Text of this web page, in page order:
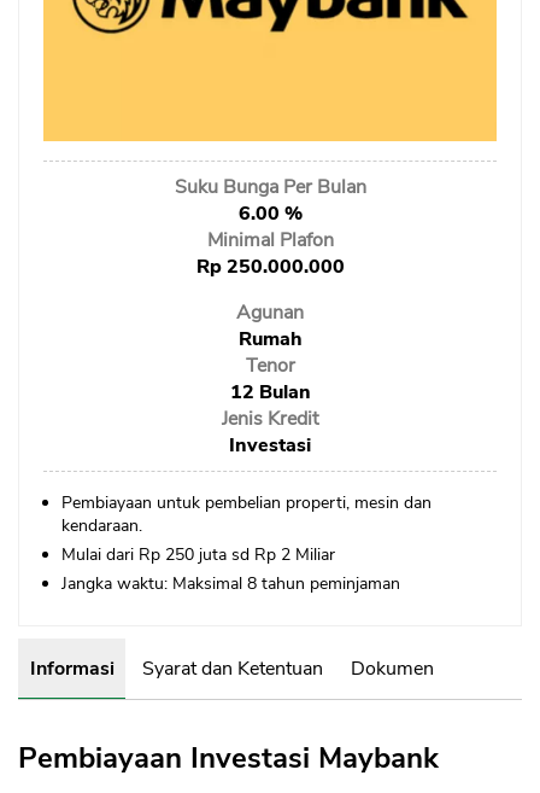
Sekuritas Saham
Assets Crypto
Asuransi Kesehatan
Suku Bunga Per Bulan
6.00 %
Minimal Plafon
Rp 250.000.000
Agunan
Rumah
Tenor
12 Bulan
Jenis Kredit
Investasi
Pembiayaan untuk pembelian properti, mesin dan
kendaraan.
Mulai dari Rp 250 juta sd Rp 2 Miliar
Jangka waktu: Maksimal 8 tahun peminjaman
Informasi Syarat dan Ketentuan Dokumen
Pembiayaan Investasi Maybank